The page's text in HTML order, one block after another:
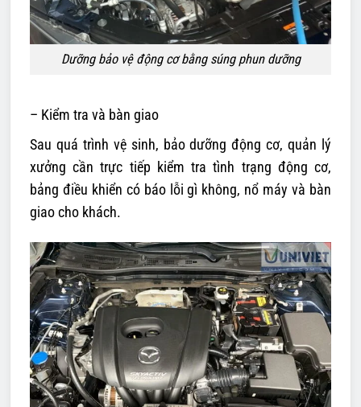
Dưỡng bảo vệ động cơ bằng súng phun dưỡng
– Kiểm tra và bàn giao
Sau quá trình vệ sinh, bảo dưỡng động cơ, quản lý
xưởng cần trực tiếp kiểm tra tình trạng động cơ,
bảng điều khiển có báo lỗi gì không, nổ máy và bàn
giao cho khách.